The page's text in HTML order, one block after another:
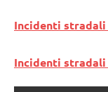
Incidenti
Incidenti